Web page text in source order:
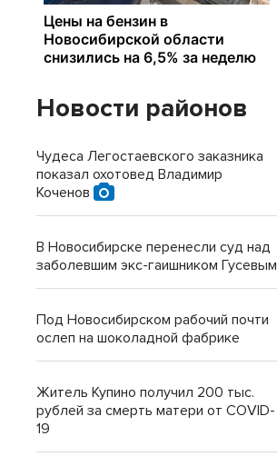
Новости районов
Чудеса Легостаевского заказника
показал охотовед Владимир
Коченов
В Новосибирске перенесли суд над
заболевшим экс-гаишником Гусевым
Под Новосибирском рабочий почти
ослеп на шоколадной фабрике
Житель Купино получил 200 тыс.
рублей за смерть матери от COVID-
19